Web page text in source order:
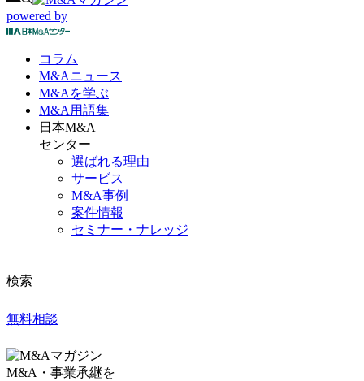
powered by
コラム
M&Aニュース
M&Aを学ぶ
M&A 用語集
日本M&A
センター
選ばれる理由
サービス
M&A事例
案件情報
セミナー・ナレッジ
検索
無料相談
M&A・事業承継を